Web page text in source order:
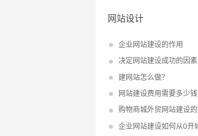
网站设计
企业网站建设的作用
决定网站建设成功的因素
建网站怎么做？